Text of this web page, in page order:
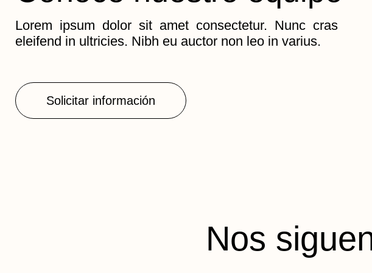
Lorem ipsum dolor sit amet consectetur. Nunc cras
eleifend in ultricies. Nibh eu auctor non leo in varius.
Solicitar información
Nos